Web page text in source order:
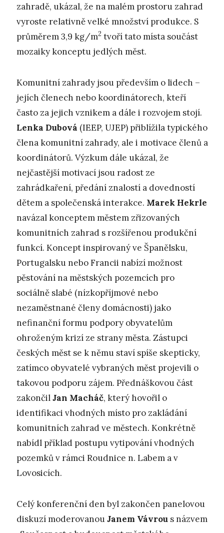
zahradě, ukázal, že na malém prostoru zahrad
vyroste relativně velké množství produkce. S
průměrem 3,9 kg/m2 tvoří tato místa součást
mozaiky konceptu jedlých měst.
Komunitní zahrady jsou především o lidech –
jejích členech nebo koordinátorech, kteří
často za jejich vznikem a dále i rozvojem stojí.
Lenka Dubová (IEEP, UJEP) přiblížila typického
člena komunitní zahrady, ale i motivace členů a
koordinátorů. Výzkum dále ukázal, že
nejčastější motivací jsou radost ze
zahrádkaření, předání znalostí a dovedností
dětem a společenská interakce. Marek Hekrle
navázal konceptem městem zřizovaných
komunitních zahrad s rozšířenou produkční
funkcí. Koncept inspirovaný ve Španělsku,
Portugalsku nebo Francii nabízí možnost
pěstování na městských pozemcích pro
sociálně slabé (nízkopříjmové nebo
nezaměstnané členy domácnosti) jako
nefinanční formu podpory obyvatelům
ohroženým krizí ze strany města. Zástupci
českých měst se k němu staví spíše skepticky,
zatímco obyvatelé vybraných měst projevili o
takovou podporu zájem. Přednáškovou část
zakončilJan Macháč, který hovořil o
identifikaci vhodných místo pro zakládání
komunitních zahrad ve městech. Konkrétně
nabídl příklad postupu vytipování vhodných
pozemků v rámci Roudnice n. Labem a v
Lovosicích.
Celý konferenční den byl zakončen panelovou
diskuzí moderovanouJanem Vávrou s názvem